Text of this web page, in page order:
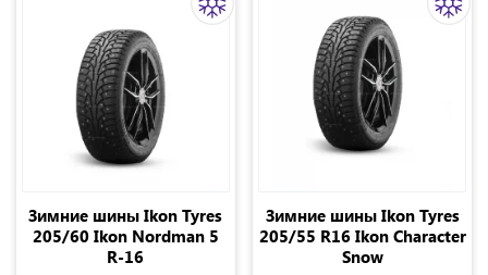
Зимние шины Ikon Tyres
205/60 Ikon Nordman 5
R-16
Зимние шины Ikon Tyres
205/55 R16 Ikon Character
Snow